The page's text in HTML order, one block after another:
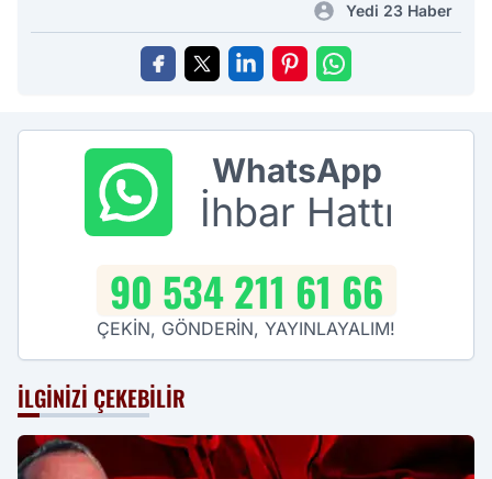
Yedi 23 Haber
WhatsApp
İhbar Hattı
90 534 211 61 66
ÇEKİN, GÖNDERİN, YAYINLAYALIM!
İLGINIZI ÇEKEBILIR